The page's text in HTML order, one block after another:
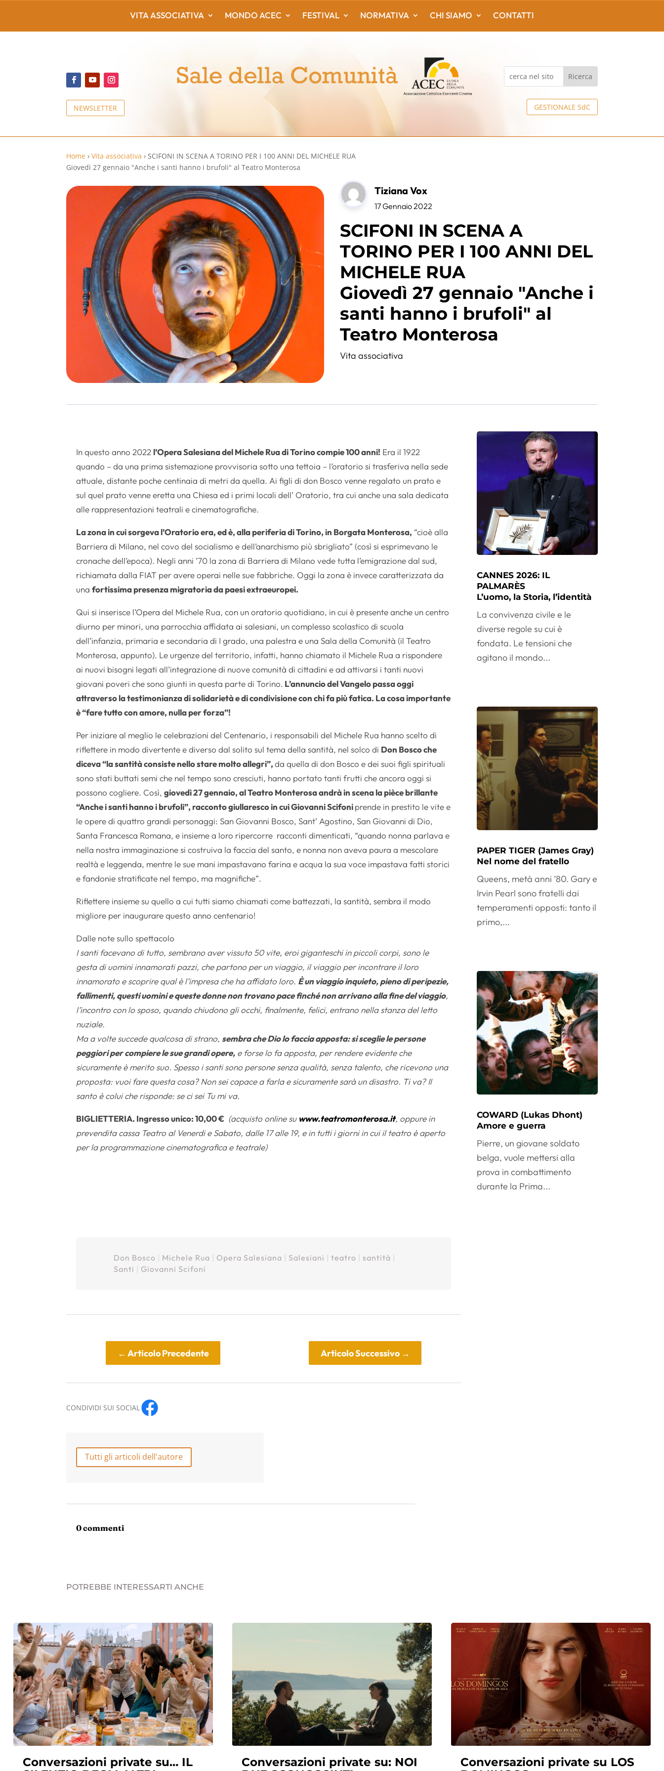
NEWSLETTER GESTIONALE SdC
VITA ASSOCIATIVA MONDO ACEC FESTIVAL NORMATIVA CHI SIAMO CONTATTI
Home › Vita associativa › SCIFONI IN SCENA A TORINO PER I 100 ANNI DEL MICHELE RUA
Giovedì 27 gennaio "Anche i santi hanno i brufoli" al Teatro Monterosa
Tiziana Vox
17 Gennaio 2022
SCIFONI IN SCENA A
TORINO PER I 100 ANNI DEL
MICHELE RUA
Giovedì 27 gennaio "Anche i
santi hanno i brufoli" al
Teatro Monterosa
Vita associativa
In questo anno 2022 l’Opera Salesiana del Michele Rua di Torino compie 100 anni! Era il 1922
quando – da una prima sistemazione provvisoria sotto una tettoia – l’oratorio si trasferiva nella sede
attuale, distante poche centinaia di metri da quella. Ai figli di don Bosco venne regalato un prato e
sul quel prato venne eretta una Chiesa ed i primi locali dell’ Oratorio, tra cui anche una sala dedicata
alle rappresentazioni teatrali e cinematografiche.
La zona in cui sorgeva l’Oratorio era, ed è, alla periferia di Torino, in Borgata Monterosa, “cioè alla
Barriera di Milano, nel covo del socialismo e dell’anarchismo più sbrigliato” (così si esprimevano le
cronache dell’epoca). Negli anni ’70 la zona di Barriera di Milano vede tutta l’emigrazione dal sud,
richiamata dalla FIAT per avere operai nelle sue fabbriche. Oggi la zona è invece caratterizzata da
unafortissima presenza migratoria da paesi extraeuropei.
Qui si inserisce l’Opera del Michele Rua, con un oratorio quotidiano, in cui è presente anche un centro
diurno per minori, una parrocchia affidata ai salesiani, un complesso scolastico di scuola
dell’infanzia, primaria e secondaria di I grado, una palestra e una Sala della Comunità (il Teatro
Monterosa, appunto). Le urgenze del territorio, infatti, hanno chiamato il Michele Rua a rispondere
ai nuovi bisogni legati all’integrazione di nuove comunità di cittadini e ad attivarsi i tanti nuovi
giovani poveri che sono giunti in questa parte di Torino. L’annuncio del Vangelo passa oggi
attraverso la testimonianza di solidarietà e di condivisione con chi fa più fatica. La cosa importante
è “fare tutto con amore, nulla per forza”!
Per iniziare al meglio le celebrazioni del Centenario, i responsabili del Michele Rua hanno scelto di
riflettere in modo divertente e diverso dal solito sul tema della santità, nel solco di Don Bosco che
diceva “la santità consiste nello stare molto allegri”,da quella di don Bosco e dei suoi figli spirituali
sono stati buttati semi che nel tempo sono cresciuti, hanno portato tanti frutti che ancora oggi si
possono cogliere. Così,giovedì 27 gennaio, al Teatro Monterosa andrà in scena la pièce brillante
“Anche i santi hanno i brufoli”, racconto giullaresco in cui Giovanni Scifoniprende in prestito le vite e
le opere di quattro grandi personaggi: San Giovanni Bosco, Sant’ Agostino, San Giovanni di Dio,
Santa Francesca Romana, e insieme a loro ripercorre racconti dimenticati, “quando nonna parlava e
nella nostra immaginazione si costruiva la faccia del santo, e nonna non aveva paura a mescolare
realtà e leggenda, mentre le sue mani impastavano farina e acqua la sua voce impastava fatti storici
e fandonie stratificate nel tempo, ma magnifiche”.
Riflettere insieme su quello a cui tutti siamo chiamati come battezzati, la santità, sembra il modo
migliore per inaugurare questo anno centenario!
Dalle note sullo spettacolo
I santi facevano di tutto, sembrano aver vissuto 50 vite, eroi giganteschi in piccoli corpi, sono le
gesta di uomini innamorati pazzi, che partono per un viaggio, il viaggio per incontrare il loro
innamorato e scoprire qual è l’impresa che ha affidato loro. È un viaggio inquieto, pieno di peripezie,
fallimenti, questi uomini e queste donne non trovano pace finché non arrivano alla fine del viaggio,
l’incontro con lo sposo, quando chiudono gli occhi, finalmente, felici, entrano nella stanza del letto
nuziale.
Ma a volte succede qualcosa di strano,sembra che Dio lo faccia apposta: si sceglie le persone
peggiori per compiere le sue grandi opere, e forse lo fa apposta, per rendere evidente che
sicuramente è merito suo. Spesso i santi sono persone senza qualità, senza talento, che ricevono una
proposta: vuoi fare questa cosa? Non sei capace a farla e sicuramente sarà un disastro. Ti va? Il
santo è colui che risponde: se ci sei Tu mi va.
BIGLIETTERIA. Ingresso unico:10,00 € (acquisto online su www.teatromonterosa.it, oppure in
prevendita cassa Teatro al Venerdi e Sabato, dalle 17 alle 19, e in tutti i giorni in cui il teatro è aperto
per la programmazione cinematografica e teatrale)
Don Bosco Michele Rua Opera Salesiana Salesiani |teatro |santità
Santi
Giovanni Scifoni
← Articolo Precedente Articolo Successivo→
CONDIVIDI SUI SOCIAL
Tutti gli articoli dell'autore
CANNES 2026: IL
PALMARÈS
L’uomo, la Storia, l’identità
La convivenza civile e le
diverse regole su cui è
fondata. Le tensioni che
agitano il mondo...
PAPER TIGER (James Gray)
Nel nome del fratello
Queens, metà anni ’80. Gary e
Irvin Pearl sono fratelli dai
temperamenti opposti: tanto il
primo,...
COWARD (Lukas Dhont)
Amore e guerra
Pierre, un giovane soldato
belga, vuole mettersi alla
prova in combattimento
durante la Prima...
0 commenti
POTREBBE INTERESSARTI ANCHE
Conversazioni private su… IL
Conversazioni private su: NOI
Conversazioni private su LOS